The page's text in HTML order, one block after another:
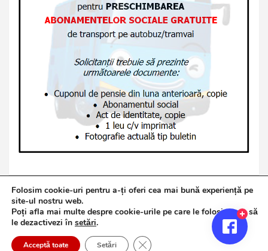
Copyright © 2026Jurnalul de Brăila
Politică de confidențialitate
Theme Horse
Proudly Powered by:WordPress
Folosim cookie-uri pentru a-ți oferi cea mai bună experiență pe
site-ul nostru web.
Poți afla mai multe despre cookie-urile pe care le folosim sau să
le dezactivezi în setări.
Acceptă toate Setări Close GDPR Cookie Banner